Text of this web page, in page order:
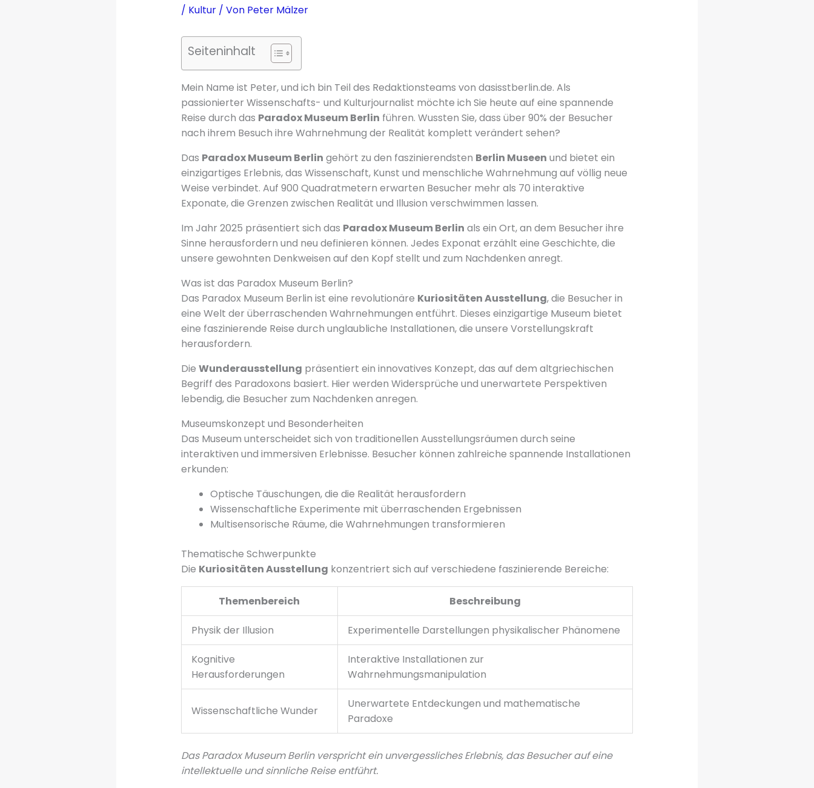
/ Kultur/ Von Peter Mälzer
Seiteninhalt
Mein Name ist Peter, und ich bin Teil des Redaktionsteams von dasisstberlin.de. Als
passionierter Wissenschafts- und Kulturjournalist möchte ich Sie heute auf eine spannende
Reise durch das Paradox Museum Berlin führen. Wussten Sie, dass über 90% der Besucher
nach ihrem Besuch ihre Wahrnehmung der Realität komplett verändert sehen?
Das Paradox Museum Berlin gehört zu den faszinierendsten Berlin Museen und bietet ein
einzigartiges Erlebnis, das Wissenschaft, Kunst und menschliche Wahrnehmung auf völlig neue
Weise verbindet. Auf 900 Quadratmetern erwarten Besucher mehr als 70 interaktive
Exponate, die Grenzen zwischen Realität und Illusion verschwimmen lassen.
Im Jahr 2025 präsentiert sich das Paradox Museum Berlin als ein Ort, an dem Besucher ihre
Sinne herausfordern und neu definieren können. Jedes Exponat erzählt eine Geschichte, die
unsere gewohnten Denkweisen auf den Kopf stellt und zum Nachdenken anregt.
Was ist das Paradox Museum Berlin?
Das Paradox Museum Berlin ist eine revolutionäre Kuriositäten Ausstellung, die Besucher in
eine Welt der überraschenden Wahrnehmungen entführt. Dieses einzigartige Museum bietet
eine faszinierende Reise durch unglaubliche Installationen, die unsere Vorstellungskraft
herausfordern.
Die Wunderausstellung präsentiert ein innovatives Konzept, das auf dem altgriechischen
Begriff des Paradoxons basiert. Hier werden Widersprüche und unerwartete Perspektiven
lebendig, die Besucher zum Nachdenken anregen.
Museumskonzept und Besonderheiten
Das Museum unterscheidet sich von traditionellen Ausstellungsräumen durch seine
interaktiven und immersiven Erlebnisse. Besucher können zahlreiche spannende Installationen
erkunden:
Optische Täuschungen, die die Realität herausfordern
Wissenschaftliche Experimente mit überraschenden Ergebnissen
Multisensorische Räume, die Wahrnehmungen transformieren
Thematische Schwerpunkte
Die Kuriositäten Ausstellung konzentriert sich auf verschiedene faszinierende Bereiche:
Themenbereich Beschreibung
Physik der Illusion Experimentelle Darstellungen physikalischer Phänomene
Kognitive
Herausforderungen
Interaktive Installationen zur
Wahrnehmungsmanipulation
Wissenschaftliche Wunder
Unerwartete Entdeckungen und mathematische
Paradoxe
Das Paradox Museum Berlin verspricht ein unvergessliches Erlebnis, das Besucher auf eine
intellektuelle und sinnliche Reise entführt.